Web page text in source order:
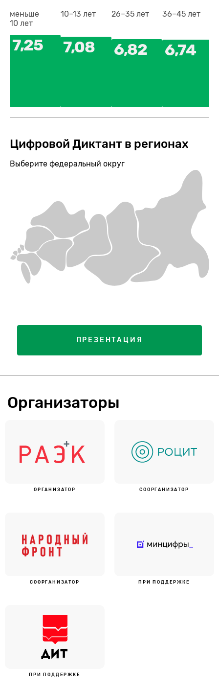
меньше
10 лет
7,25
10–13 лет
7,08
26–35 лет
6,82
36–45 лет
6,74
Цифровой Диктант в регионах
Выберите федеральный округ
ПРЕЗЕНТАЦИЯ
Организаторы
ОРГАНИЗАТОР СООРГАНИЗАТОР
СООРГАНИЗАТОР ПРИ ПОДДЕРЖКЕ
ПРИ ПОДДЕРЖКЕ